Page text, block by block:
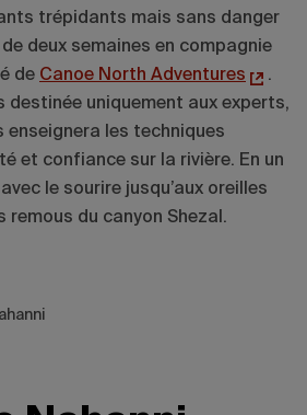
trépidants mais sans danger
deux semaines en compagnie
de Canoe North Adventures
.
destinée uniquement aux experts,
enseignera les techniques
et confiance sur la rivière. En un
le sourire jusqu’aux oreilles
remous du canyon Shezal.